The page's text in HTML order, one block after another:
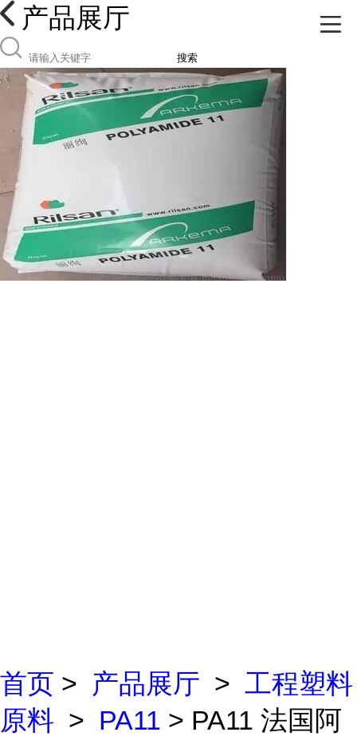
产品展厅
搜索
首页 > 产品展厅 > 工程塑料
原料 > PA11 > PA11 法国阿